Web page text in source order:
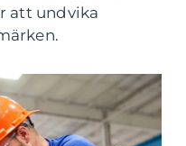
att undvika